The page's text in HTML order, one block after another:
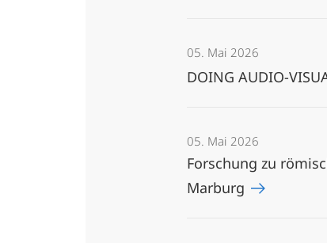
05. Mai 2026
DOING AUDIO-
05. Mai 2026
Forschung zu
Marburg